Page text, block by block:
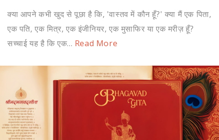
क्या आपने कभी खुद से पूछा है कि, 'वास्तव में कौन हूँ?' क्या मैं एक पिता,
एक पति, एक मित्र, एक इंजीनियर, एक मुसाफिर या एक मरीज़ हूँ?
सच्चाई यह है कि एक... Read More